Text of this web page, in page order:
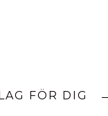
FÖR DIG